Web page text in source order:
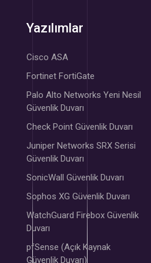
Yazılımlar
Cisco ASA
Fortinet FortiGate
Palo Alto Networks Yeni Nesil
Güvenlik Duvarı
Check Point Güvenlik Duvarı
Juniper Networks SRX Serisi
Güvenlik Duvarı
SonicWall Güvenlik Duvarı
Sophos XG Güvenlik Duvarı
WatchGuard Firebox Güvenlik
Duvarı
pfSense (Açık Kaynak
Güvenlik Duvarı)